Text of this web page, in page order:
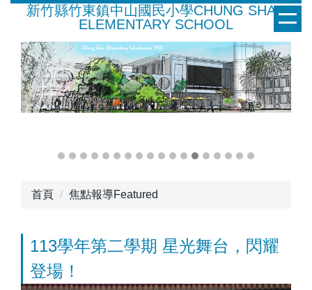
新竹縣竹東鎮中山國民小學CHUNG SHAN
ELEMENTARY SCHOOL
首頁 焦點報導Featured
113學年第二學期 星光舞台，閃耀
登場！